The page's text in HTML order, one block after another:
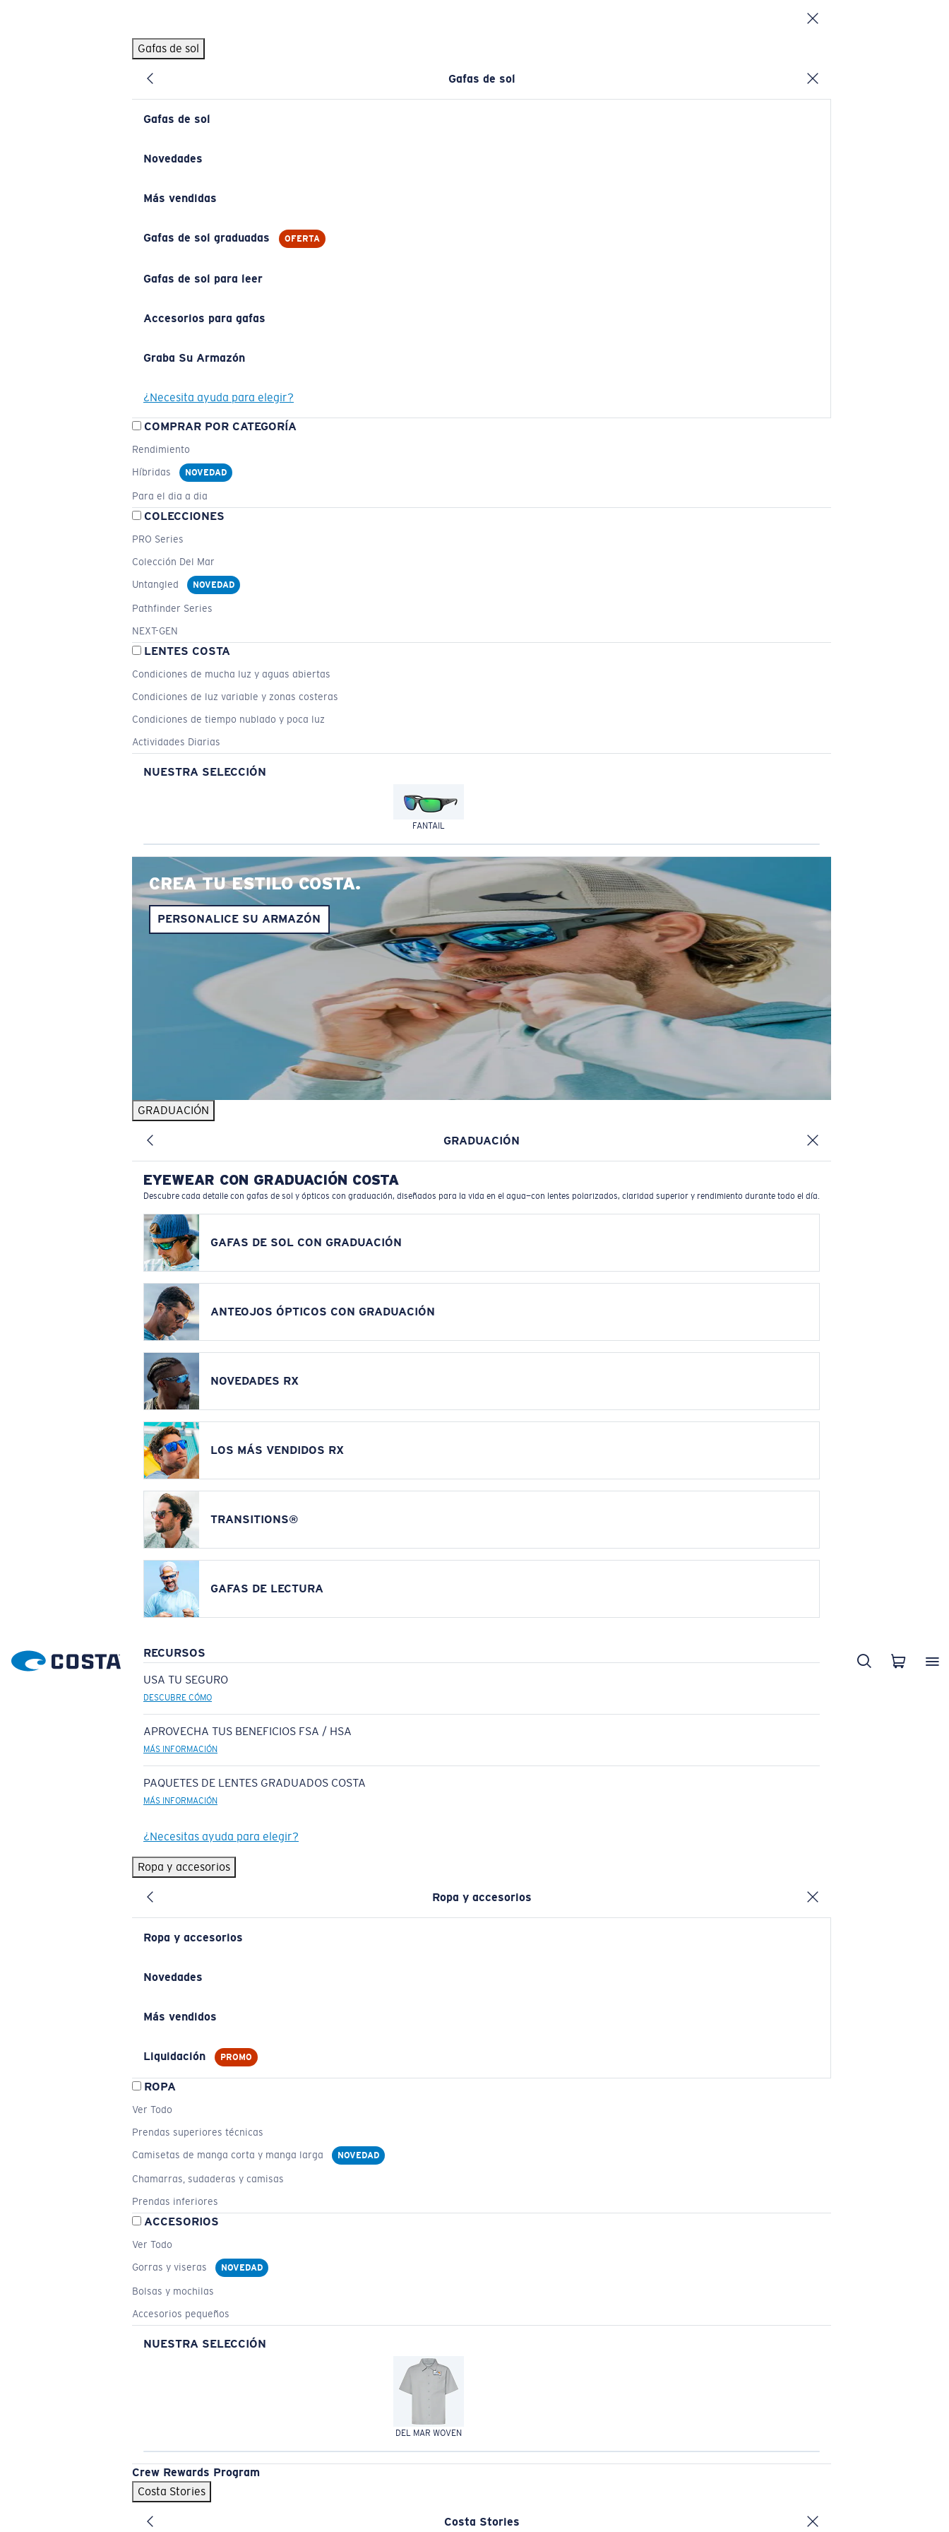
Gafas de sol
Gafas de sol
Gafas de sol
Novedades
Más vendidas
Gafas de sol graduadas OFERTA
Gafas de sol para leer
Accesorios para gafas
Graba Su Armazón
¿Necesita ayuda para elegir?
COMPRAR POR CATEGORÍA
Rendimiento
Híbridas
NOVEDAD
Para el dia a dia
COLECCIONES
PRO Series
Colección Del Mar
Untangled
NOVEDAD
Pathfinder Series
NEXT-GEN
LENTES COSTA
Condiciones de mucha luz y aguas abiertas
Condiciones de luz variable y zonas costeras
Condiciones de tiempo nublado y poca luz
Actividades Diarias
NUESTRA SELECCIÓN
FANTAIL
CREA TU ESTILO COSTA.
PERSONALICE SU ARMAZÓN
GRADUACIÓN
GRADUACIÓN
EYEWEAR CON GRADUACIÓN COSTA
Descubre cada detalle con gafas de sol y ópticos con graduación, diseñados para la vida en el agua—con lentes polarizados, claridad superior y rendimiento durante todo el día.
GAFAS DE SOL CON GRADUACIÓN
ANTEOJOS ÓPTICOS CON GRADUACIÓN
NOVEDADES RX
LOS MÁS VENDIDOS RX
TRANSITIONS®
GAFAS DE LECTURA
RECURSOS
USA TU SEGURO
DESCUBRE CÓMO
APROVECHA TUS BENEFICIOS FSA / HSA
MÁS INFORMACIÓN
PAQUETES DE LENTES GRADUADOS COSTA
MÁS INFORMACIÓN
¿Necesitas ayuda para elegir?
Ropa y accesorios
Ropa y accesorios
Ropa y accesorios
Novedades
Más vendidos
Liquidación PROMO
ROPA
Ver Todo
Prendas superiores técnicas
Camisetas de manga corta y manga larga
NOVEDAD
Chamarras, sudaderas y camisas
Prendas inferiores
ACCESORIOS
Ver Todo
Gorras y viseras
NOVEDAD
Bolsas y mochilas
Accesorios pequeños
NUESTRA SELECCIÓN
DEL MAR WOVEN
Crew Rewards Program
Costa Stories
Costa Stories
BÚSQUEDAS POPULARES
Pilothouse PRO Limited Edition Pack
Gafas de sol personalizadas
Los más vendidos de gafas de sol